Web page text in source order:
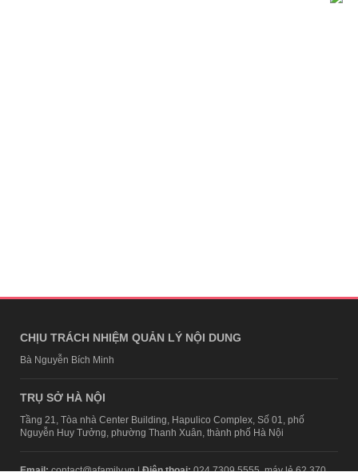
CHỊU TRÁCH NHIỆM QUẢN LÝ NỘI DUNG
Bà Nguyễn Bích Minh
TRỤ SỞ HÀ NỘI
Tầng 21, Tòa nhà Center Building, Hapulico Complex, Số 01, phố
Nguyễn Huy Tưởng, phường Thanh Xuân, thành phố Hà Nội